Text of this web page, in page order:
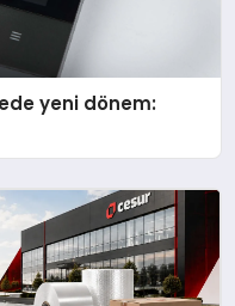
yeni dönem: